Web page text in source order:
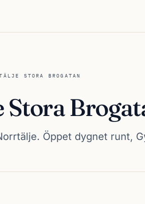
STORA BROGATAN
Öppet dygnet runt,